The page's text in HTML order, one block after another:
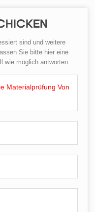
sind und weitere
Sie bitte hier eine
wie möglich antworten.
Materialprüfung Von